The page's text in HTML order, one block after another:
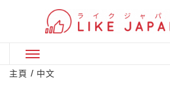
Primary
Menu
主頁 中文